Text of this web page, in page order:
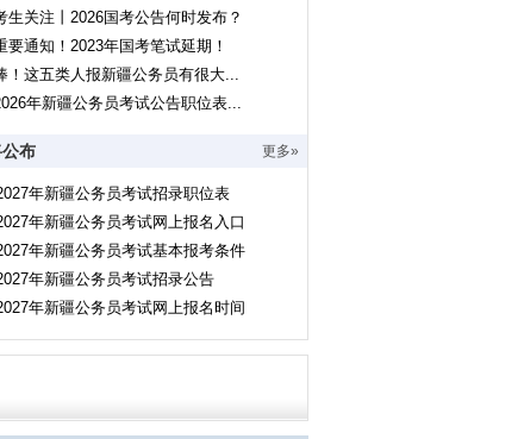
生关注丨2026国考公告何时发布？
要通知！2023年国考笔试延期！
！这五类人报新疆公务员有很大...
年新疆公务员考试公告职位表...
公布 更多»
年新疆公务员考试招录职位表
年新疆公务员考试网上报名入口
年新疆公务员考试基本报考条件
年新疆公务员考试招录公告
年新疆公务员考试网上报名时间